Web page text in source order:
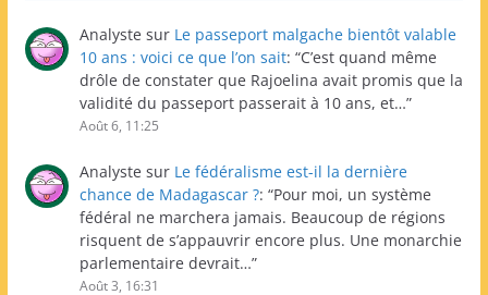
Analyste sur Le passeport malgache bientôt valable
10 ans : voici ce que l’on sait: “C’est quand même
drôle de constater que Rajoelina avait promis que la
validité du passeport passerait à 10 ans, et…”
Août 6, 11:25
Analyste sur Le fédéralisme est-il la dernière
chance de Madagascar ?: “Pour moi, un système
fédéral ne marchera jamais. Beaucoup de régions
risquent de s’appauvrir encore plus. Une monarchie
parlementaire devrait…”
Août 3, 16:31